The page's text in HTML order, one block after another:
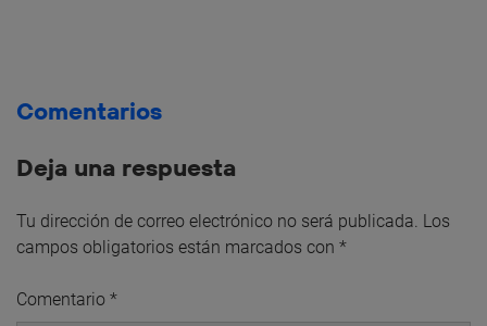
Comentarios
Deja una respuesta
Tu dirección de correo electrónico no será publicada. Los
campos obligatorios están marcados con *
Comentario *